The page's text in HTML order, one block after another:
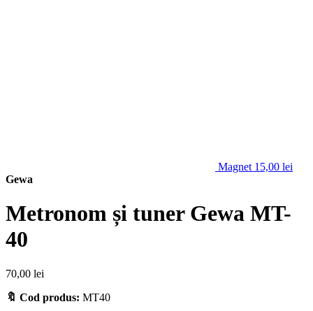
Magnet 15,00 lei
Gewa
Metronom și tuner Gewa MT-
40
70,00 lei
🔖 Cod produs: MT40